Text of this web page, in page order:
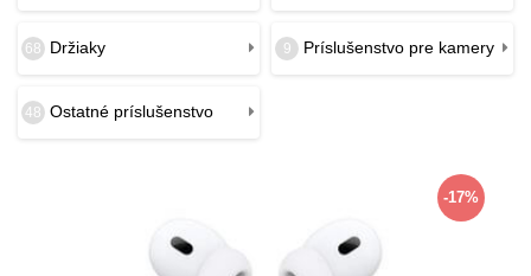
68 Držiaky 9 Príslušenstvo pre kamery
48 Ostatné príslušenstvo
-17%